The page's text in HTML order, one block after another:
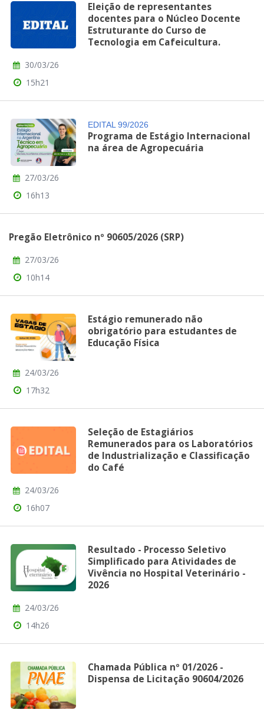
Eleição de representantes
docentes para o Núcleo Docente
Estruturante do Curso de
Tecnologia em Cafeicultura.
30/03/26
15h21
EDITAL 99/2026
Programa de Estágio Internacional
na área de Agropecuária
27/03/26
16h13
Pregão Eletrônico nº 90605/2026 (SRP)
27/03/26
10h14
Estágio remunerado não
obrigatório para estudantes de
Educação Física
24/03/26
17h32
Seleção de Estagiários
Remunerados para os Laboratórios
de Industrialização e Classificação
do Café
24/03/26
16h07
Resultado - Processo Seletivo
Simplificado para Atividades de
Vivência no Hospital Veterinário -
2026
24/03/26
14h26
Chamada Pública nº 01/2026 -
Dispensa de Licitação 90604/2026